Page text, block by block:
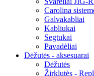
Carolina
Galvakabliai
Kabliukai
Segtukai
Pavadėliai
Dėžutės - aksesuarai
Dėžutės
Žirklutės -